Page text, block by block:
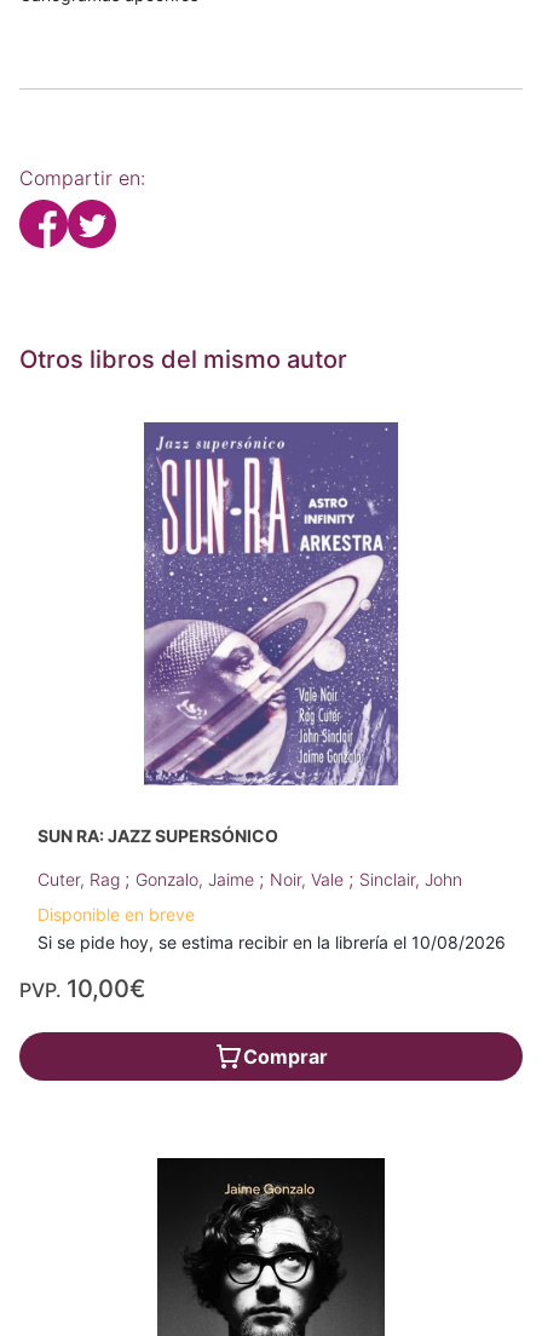
Compartir en:
Otros libros del mismo autor
SUN RA: JAZZ SUPERSÓNICO
Cuter, Rag ; Gonzalo, Jaime ; Noir, Vale ; Sinclair, John
Disponible en breve
Si se pide hoy, se estima recibir en la librería el 10/08/2026
PVP. 10,00€
Comprar